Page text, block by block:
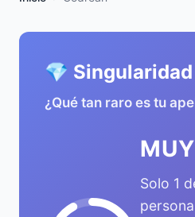
💎
¿Qué tan raro es tu
Solo 1